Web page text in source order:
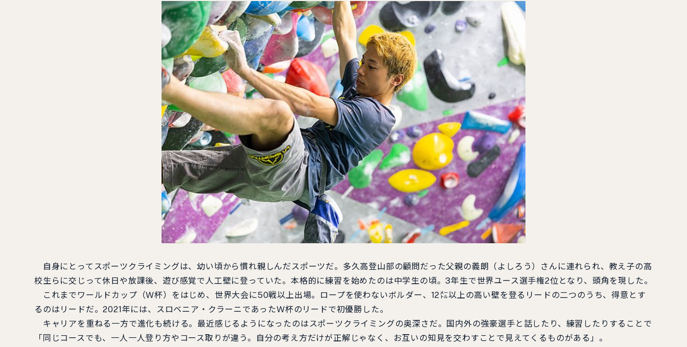
自身にとってスポーツクライミングは、幼い頃から慣れ親しんだスポーツだ。多久高登山部の顧問だった父親の義朗（よしろう）さんに連れられ、教え子の高
校生らに交じって休日や放課後、遊び感覚で人工壁に登っていた。本格的に練習を始めたのは中学生の頃。3年生で世界ユース選手権2位となり、頭角を現した。
これまでワールドカップ（Ｗ杯）をはじめ、世界大会に50戦以上出場。ロープを使わないボルダー、12㍍以上の高い壁を登るリードの二つのうち、得意とす
るのはリードだ。2021年には、スロベニア・クラーニであったＷ杯のリードで初優勝した。
キャリアを重ねる一方で進化も続ける。最近感じるようになったのはスポーツクライミングの奥深さだ。国内外の強豪選手と話したり、練習したりすることで
「同じコースでも、一人一人登り方やコース取りが違う。自分の考え方だけが正解じゃなく、お互いの知見を交わすことで見えてくるものがある」。